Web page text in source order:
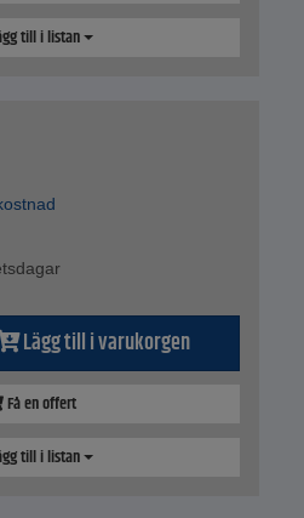
till i listan
Lägg till i varukorgen
Få en offert
till i listan